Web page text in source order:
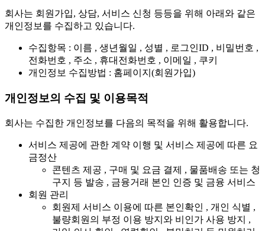
회사는 회원가입, 상담, 서비스 신청 등등을 위해 아래와 같은
개인정보를 수집하고 있습니다.
수집항목 : 이름 , 생년월일 , 성별 , 로그인ID , 비밀번호 ,
전화번호 , 주소 , 휴대전화번호 , 이메일 , 쿠키
개인정보 수집방법 : 홈페이지(회원가입)
개인정보의 수집 및 이용목적
회사는 수집한 개인정보를 다음의 목적을 위해 활용합니다.
서비스 제공에 관한 계약 이행 및 서비스 제공에 따른 요
금정산
콘텐츠 제공 , 구매 및 요금 결제 , 물품배송 또는 청
구지 등 발송 , 금융거래 본인 인증 및 금융 서비스
회원 관리
회원제 서비스 이용에 따른 본인확인 , 개인 식별 ,
불량회원의 부정 이용 방지와 비인가 사용 방지 ,